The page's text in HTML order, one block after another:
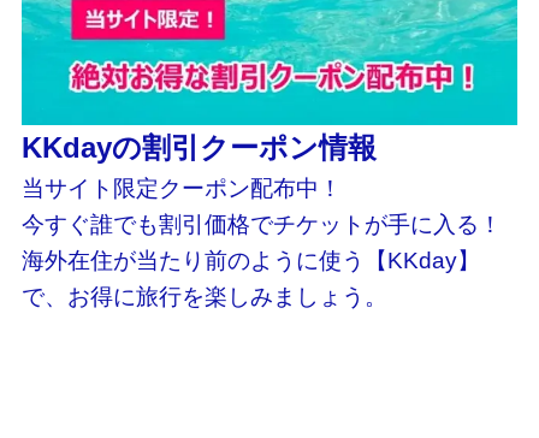
KKdayの割引クーポン情報
当サイト限定クーポン配布中！
今すぐ誰でも割引価格でチケットが手に入る！
海外在住が当たり前のように使う【KKday】
で、お得に旅行を楽しみましょう。